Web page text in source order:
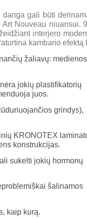
gali būti
Nouveau niuansui.
interjero
kambario efektą
žaliavų: medienos
jokių plastifikatorių
juos.
grindys),
KRONOTEX
konstrukcijas.
sukelti jokių hormonų
šalinamos
kaip kurą.